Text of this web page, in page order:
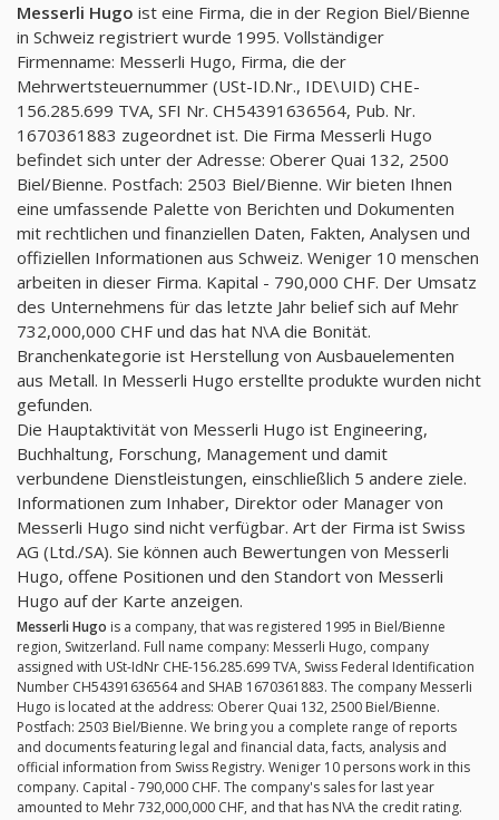
Messerli Hugo ist eine Firma, die in der Region Biel/Bienne
in Schweiz registriert wurde 1995. Vollständiger
Firmenname: Messerli Hugo, Firma, die der
Mehrwertsteuernummer (USt-ID.Nr., IDE\UID) CHE-
156.285.699 TVA, SFI Nr. CH54391636564, Pub. Nr.
1670361883 zugeordnet ist. Die Firma Messerli Hugo
befindet sich unter der Adresse: Oberer Quai 132, 2500
Biel/Bienne. Postfach: 2503 Biel/Bienne. Wir bieten Ihnen
eine umfassende Palette von Berichten und Dokumenten
mit rechtlichen und finanziellen Daten, Fakten, Analysen und
offiziellen Informationen aus Schweiz. Weniger 10 menschen
arbeiten in dieser Firma. Kapital - 790,000 CHF. Der Umsatz
des Unternehmens für das letzte Jahr belief sich auf Mehr
732,000,000 CHF und das hat N\A die Bonität.
Branchenkategorie ist Herstellung von Ausbauelementen
aus Metall. In Messerli Hugo erstellte produkte wurden nicht
gefunden.
Die Hauptaktivität von Messerli Hugo ist Engineering,
Buchhaltung, Forschung, Management und damit
verbundene Dienstleistungen, einschließlich 5 andere ziele.
Informationen zum Inhaber, Direktor oder Manager von
Messerli Hugo sind nicht verfügbar. Art der Firma ist Swiss
AG (Ltd./SA). Sie können auch Bewertungen von Messerli
Hugo, offene Positionen und den Standort von Messerli
Hugo auf der Karte anzeigen.
Messerli Hugo is a company, that was registered 1995 in Biel/Bienne
region, Switzerland. Full name company: Messerli Hugo, company
assigned with USt-IdNr CHE-156.285.699 TVA, Swiss Federal Identification
Number CH54391636564 and SHAB 1670361883. The company Messerli
Hugo is located at the address: Oberer Quai 132, 2500 Biel/Bienne.
Postfach: 2503 Biel/Bienne. We bring you a complete range of reports
and documents featuring legal and financial data, facts, analysis and
official information from Swiss Registry. Weniger 10 persons work in this
company. Capital - 790,000 CHF. The company's sales for last year
amounted to Mehr 732,000,000 CHF, and that has N\A the credit rating.